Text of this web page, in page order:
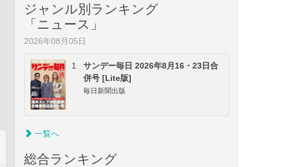
ジャンル別ランキング
「ニュース」
2026年08月05日
1
サンデー毎日 2026年8月16・23日合
併号 [Lite版]
毎日新聞出版
一覧へ
総合ランキング